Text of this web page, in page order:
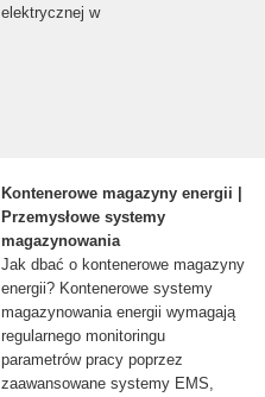
elektrycznej w
Kontenerowe magazyny energii |
Przemysłowe systemy
magazynowania
Jak dbać o kontenerowe magazyny
energii? Kontenerowe systemy
magazynowania energii wymagają
regularnego monitoringu
parametrów pracy poprzez
zaawansowane systemy EMS,